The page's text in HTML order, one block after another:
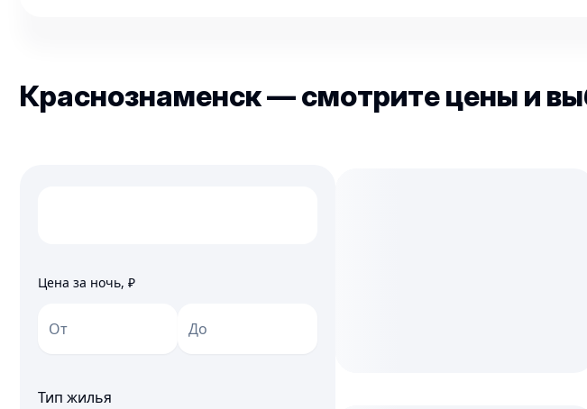
Краснознаменск — смотрите цены и
Цена за ночь, ₽
Тип жилья